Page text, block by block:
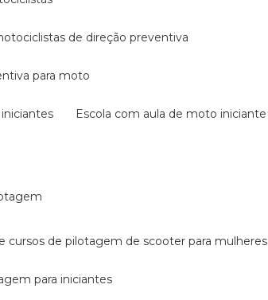
de direção preventiva
para moto
escola com aula de moto iniciante
cursos de pilotagem de scooter para mulheres
para iniciantes